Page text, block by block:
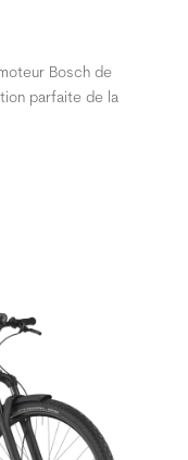
Bosch de
parfaite de la